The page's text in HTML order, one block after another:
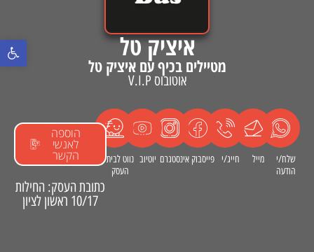
איציק טל
מטיילים בכיף עם איציק טל
אוטובוס V.I.P
שלח/י
הודעה
מייל חייג/י פייסבוק אינסטגרם יוטיוב נווט לבית
העסק
הוספה
לאנשי
הקשר
כתובת העסק: החילות
10/17 ראשון לציון
פתח